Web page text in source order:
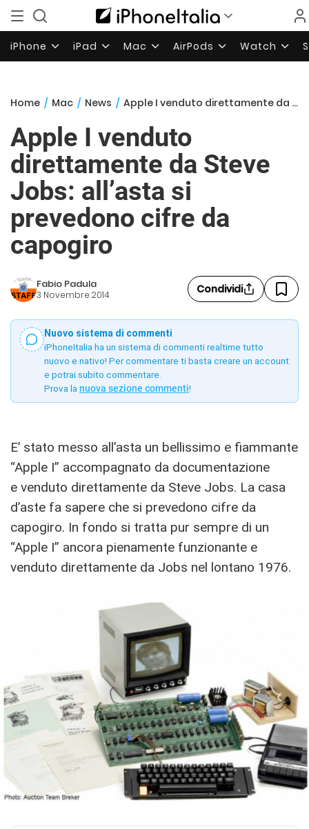
iPhone iPad Mac AirPods Watch
Home / Mac / News / Apple I venduto direttamente da Steve Jobs: all’asta si prevedono cifre da capogiro
Apple I venduto
direttamente da Steve
Jobs: all’asta si
prevedono cifre da
capogiro
Fabio Padula
3 Novembre 2014 Condividi
Nuovo sistema di commenti
iPhoneItalia ha un sistema di commenti realtime tutto
nuovo e nativo! Per commentare ti basta creare un account
e potrai subito commentare.
Prova la nuova sezione commenti!
E’ stato messo all’asta un bellissimo e fiammante
“Apple I” accompagnato da documentazione
e venduto direttamente da Steve Jobs. La casa
d’aste fa sapere che si prevedono cifre da
capogiro. In fondo si tratta pur sempre di un
“Apple I” ancora pienamente funzionante e
venduto direttamente da Jobs nel lontano 1976.